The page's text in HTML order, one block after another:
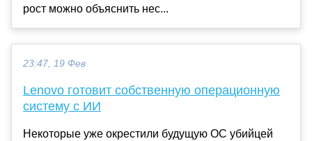
рост можно объяснить нес...
23:47, 19 Фев
Lenovo готовит собственную операционную
систему с ИИ
Некоторые уже окрестили будущую ОС убийцей